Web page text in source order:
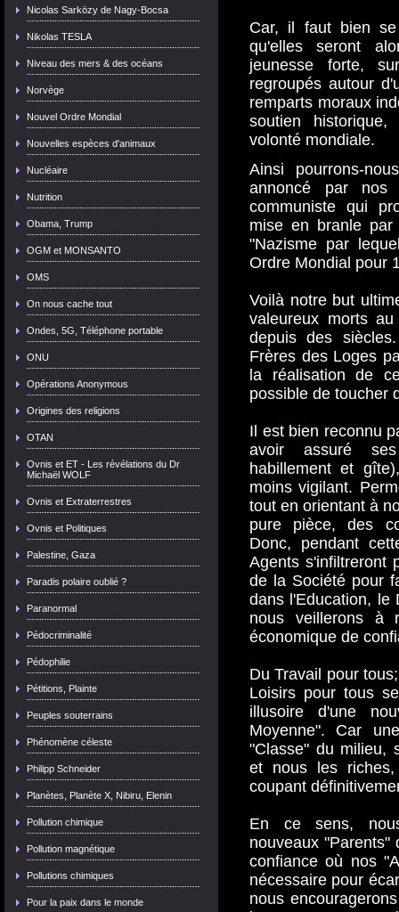
Nicolas Sarközy de Nagy-Bocsa
Nikolas TESLA
Niveau des mers & des océans
Norvège
Nouvel Ordre Mondial
Nouvelles espèces d'animaux
Nucléaire
Nutrition
Obama, Trump
OGM et MONSANTO
OMS
On nous cache tout
Ondes, 5G, Téléphone portable
ONU
Opérations Anonymous
Origines des religions
OTAN
Ovnis et ET - Les révélations du Dr
Michaël WOLF
Ovnis et Extraterrestres
Ovnis et Politiques
Palestine, Gaza
Paradis polaire oublié ?
Paranormal
Pédocriminalité
Pédophilie
Pétitions, Plainte
Peuples souterrains
Phénomène céleste
Philipp Schneider
Planètes, Planète X, Nibiru, Elenin
Pollution chimique
Pollution magnétique
Pollutions chimiques
Pour la paix dans le monde
Car, il faut bien se
qu'elles seront
jeunesse forte,
regroupés autour
remparts moraux
soutien
volonté mondiale.
Ainsi pourrons-
annoncé par nos
communiste qui
mise en branle
"Nazisme par
Ordre Mondial pour
Voilà notre but
valeureux morts
depuis des
Frères des Loges
la réalisation de
possible de toucher
Il est bien reconnu
avoir assuré
habillement et
moins vigilant.
tout en orientant à
pure pièce, des
Donc, pendant
Agents s'infiltreront
de la Société pour
dans l'Education, le
nous veillerons à
économique de
Du Travail pour
Loisirs pour tous
illusoire d'une
Moyenne". Car
"Classe" du milieu,
et nous les
coupant
En ce sens,
nouveaux "Parents"
confiance où nos
nécessaire pour
nous